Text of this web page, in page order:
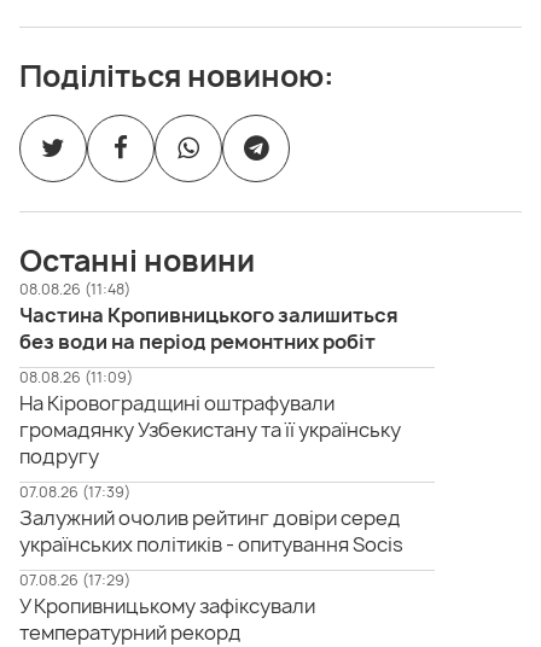
Поділіться новиною:
Останні новини
08.08.26 (11:48)
Частина Кропивницького залишиться
без води на період ремонтних робіт
08.08.26 (11:09)
На Кіровоградщині оштрафували
громадянку Узбекистану та її українську
подругу
07.08.26 (17:39)
Залужний очолив рейтинг довіри серед
українських політиків - опитування Socis
07.08.26 (17:29)
У Кропивницькому зафіксували
температурний рекорд